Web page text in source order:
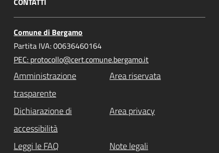
Comune di Bergamo
Partita IVA: 00636460164
PEC: protocollo@cert.comune.bergamo.it
Amministrazione
trasparente
Area riservata
Dichiarazione di
accessibilità
Area privacy
Leggi le FAQ Note legali